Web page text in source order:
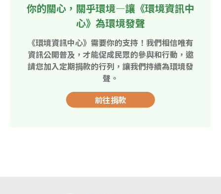
你的關心，關乎環境—讓《環境資訊中
心》為環境發聲
《環境資訊中心》需要你的支持！我們相信唯有
資訊公開普及，才能促成民眾的參與和行動，邀
請您加入定期捐款的行列，讓我們持續為環境發
聲。
前往捐款